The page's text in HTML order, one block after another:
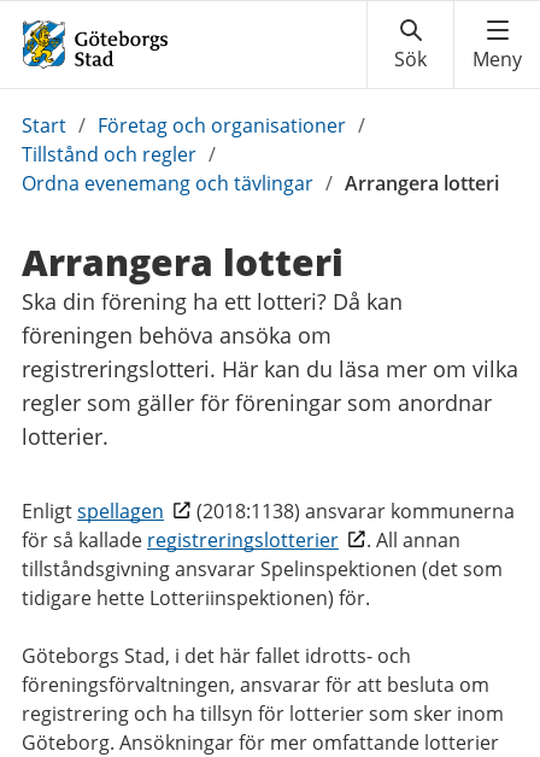
Du
är
här:
Start / Företag och organisationer /
Tillstånd och regler /
Ordna evenemang och tävlingar / Arrangera lotteri
Arrangera lotteri
Ska din förening ha ett lotteri? Då kan
föreningen behöva ansöka om
registreringslotteri. Här kan du läsa mer om vilka
regler som gäller för föreningar som anordnar
lotterier.
Enligtspellagen
(2018:1138) ansvarar kommunerna
för så kallade registreringslotterier
. All annan
tillståndsgivning ansvarar Spelinspektionen (det som
tidigare hette Lotteriinspektionen) för.
Göteborgs Stad, i det här fallet idrotts- och
föreningsförvaltningen, ansvarar för att besluta om
registrering och ha tillsyn för lotterier som sker inom
Göteborg. Ansökningar för mer omfattande lotterier